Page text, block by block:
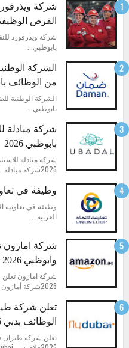
شركة
الفرص الوظيفية
شركة ويذرفورد
بابوظبي...
الشركة
من الوظائف
الشركة الوطنية
بابوظبي...
شركة مبادلة
بابوظبي 2026
شركة مبادلة
2026شركة مبادلة...
وظيفة في
العربية...
شركة امازون
وابوظبي 2026
شركة امازون
2026شركة أمازون -...
تعلن شركة
الوظائف بدبي 2026
تعلن شركة طيران